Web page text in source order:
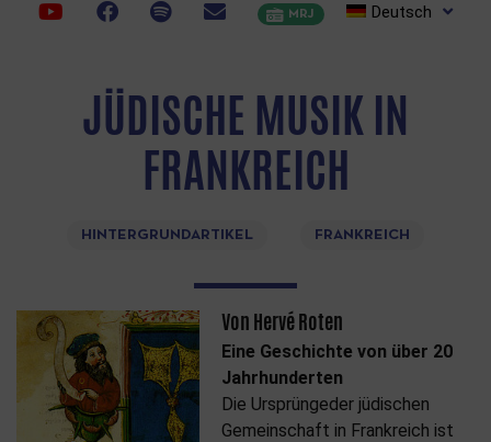
MRJ Deutsch
JÜDISCHE MUSIK IN
FRANKREICH
HINTERGRUNDARTIKEL FRANKREICH
Von Hervé Roten
Eine Geschichte von über 20
Jahrhunderten
Die Ursprüngeder jüdischen
Gemeinschaft in Frankreich ist